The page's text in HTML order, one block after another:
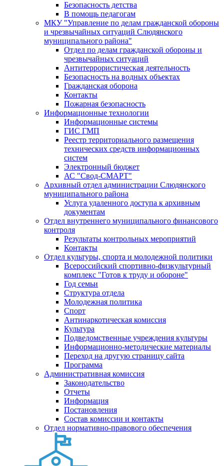
Безопасность детства
В помощь педагогам
МКУ "Управление по делам гражданской обороны
и чрезвычайных ситуаций Слюдянского
муниципального района"
Отдел по делам гражданской обороны и
чрезвычайных ситуаций
Антитеррористическая деятельность
Безопасность на водных объектах
Гражданская оборона
Контакты
Пожарная безопасность
Информационные технологии
Информационные системы
ГИС ГМП
Реестр территориального размещения
технических средств информационных
систем
Электронный бюджет
АС "Свод-СМАРТ"
Архивный отдел администрации Слюдянского
муниципального района
Услуга удаленного доступа к архивным
документам
Отдел внутреннего муниципального финансового
контроля
Результаты контрольных мероприятий
Контакты
Отдел культуры, спорта и молодежной политики
Всероссийский спортивно-физкультурный
комплекс "Готов к труду и обороне"
Год семьи
Структура отдела
Молодежная политика
Спорт
Антинаркотическая комиссия
Культура
Подведомственные учреждения культуры
Информационно-методические материалы
Переход на другую страницу сайта
Программа
Административная комиссия
Законодательство
Отчеты
Информация
Постановления
Состав комиссии и контакты
Отдел нормативно-правового обеспечения